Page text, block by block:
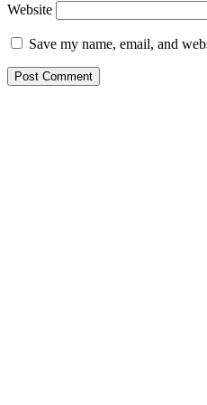
Website
Save my name, email, and